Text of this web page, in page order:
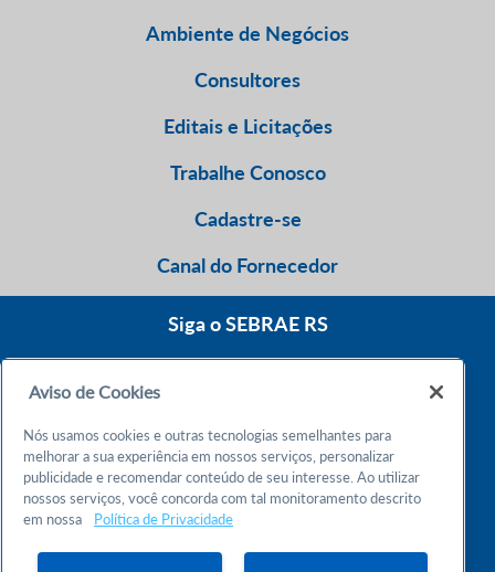
Ambiente de Negócios
Consultores
Editais e Licitações
Trabalhe Conosco
Cadastre-se
Canal do Fornecedor
Siga o SEBRAE RS
Atendimento 24h
Chame no WhatsApp
Aviso de Cookies
Nós usamos cookies e outras tecnologias semelhantes para
melhorar a sua experiência em nossos serviços, personalizar
publicidade e recomendar conteúdo de seu interesse. Ao utilizar
nossos serviços, você concorda com tal monitoramento descrito
em nossa
Política de Privacidade